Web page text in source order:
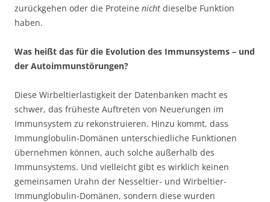
zurückgehen oder die Proteine nicht dieselbe Funktion
haben.
Was heißt das für die Evolution des Immunsystems – und
der Autoimmunstörungen?
Diese Wirbeltierlastigkeit der Datenbanken macht es
schwer, das früheste Auftreten von Neuerungen im
Immunsystem zu rekonstruieren. Hinzu kommt, dass
Immunglobulin-Domänen unterschiedliche Funktionen
übernehmen können, auch solche außerhalb des
Immunsystems. Und vielleicht gibt es wirklich keinen
gemeinsamen Urahn der Nesseltier- und Wirbeltier-
Immunglobulin-Domänen, sondern diese wurden